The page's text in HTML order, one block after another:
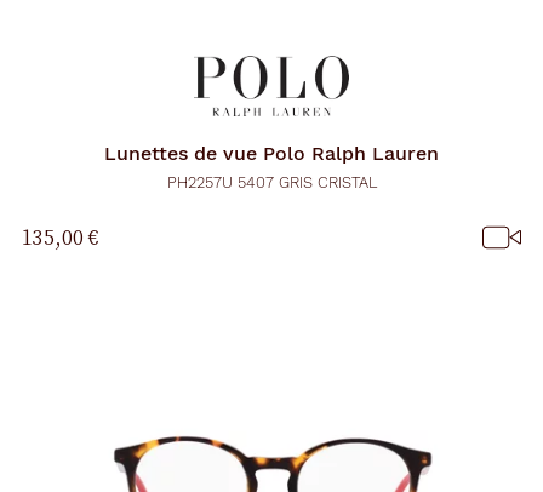
Lunettes de vue Polo Ralph Lauren
PH2257U 5407 GRIS CRISTAL
135,00 €